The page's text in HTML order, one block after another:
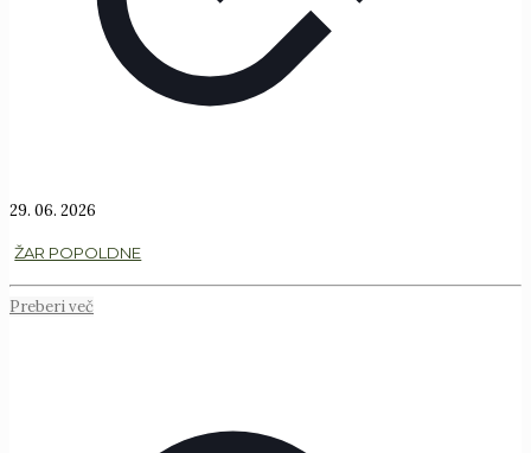
29. 06. 2026
ŽAR POPOLDNE
Preberi več